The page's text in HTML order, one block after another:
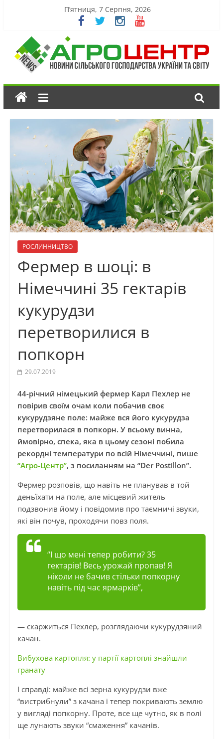
П’ятниця, 7 Серпня, 2026
РОСЛИННИЦТВО
Фермер в шоці: в
Німеччині 35 гектарів
кукурудзи
перетворилися в
попкорн
29.07.2019
44-річний німецький фермер Карл Пехлер не
повірив своїм очам коли побачив своє
кукурудзяне поле: майже вся його кукурудза
перетворилася в попкорн. У всьому винна,
ймовірно, спека, яка в цьому сезоні побила
рекордні температури по всій Німеччині, пише
“Агро-Центр”, з посиланням на “Der Postillon”.
Фермер розповів, що навіть не планував в той
деньїхати на поле, але місцевий житель
подзвонив йому і повідомив про таємничі звуки,
які він почув, проходячи повз поля.
“І що мені тепер робити? 35
гектарів! Весь урожай пропав! Я
ніколи не бачив стільки попкорну
навіть під час ярмарків”,
— скаржиться Пехлер, розглядаючи кукурудзяний
качан.
Вибухова картопля: у партії картоплі знайшли
гранату
І справді: майже всі зерна кукурудзи вже
“вистрибнули” з качана і тепер покривають землю
у вигляді попкорну. Проте, все ще чутно, як в полі
ще лунають звуки “смаження” качанів.